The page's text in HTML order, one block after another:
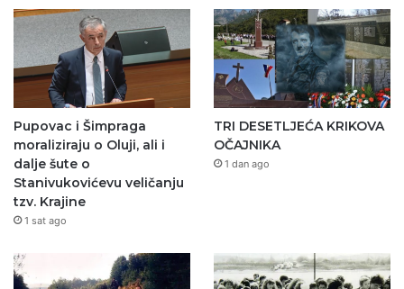
Pupovac i Šimpraga
moraliziraju o Oluji, ali i
dalje šute o
Stanivukovićevu veličanju
tzv. Krajine
1 sat ago
TRI DESETLJEĆA KRIKOVA
OČAJNIKA
1 dan ago